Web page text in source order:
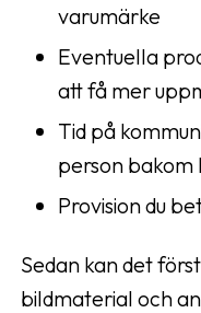
varumärke
Eventuella
att få mer
Tid på
person bakom
Provision du
Sedan kan det
bildmaterial och